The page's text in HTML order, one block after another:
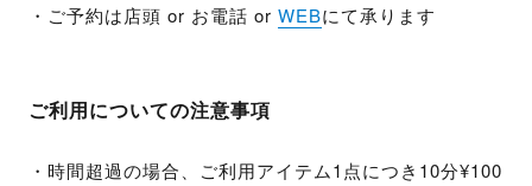
・ご予約は店頭 or お電話 or WEBにて承ります
ご利用についての注意事項
・時間超過の場合、ご利用アイテム1点につき10分¥100